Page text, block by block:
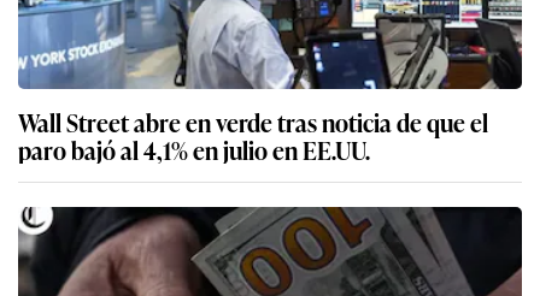
Wall Street abre en verde tras noticia de que el
paro bajó al 4,1% en julio en EE.UU.